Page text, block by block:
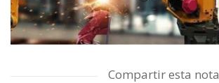
Compartir esta nota